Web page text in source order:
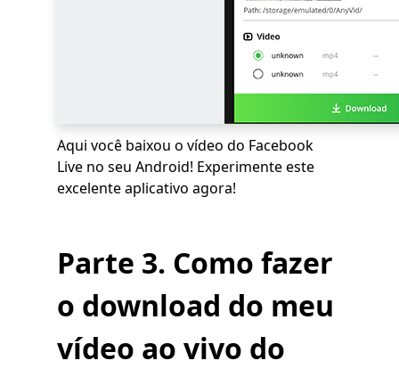
Aqui você baixou o vídeo do Facebook
Live no seu Android! Experimente este
excelente aplicativo agora!
Parte 3. Como fazer
o download do meu
vídeo ao vivo do